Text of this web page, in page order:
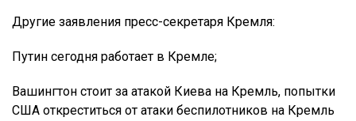
Другие заявления пресс-секретаря Кремля:
Путин сегодня работает в Кремле;
Вашингтон стоит за атакой Киева на Кремль, попытки
США откреститься от атаки беспилотников на Кремль